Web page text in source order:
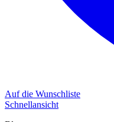
Auf die Wunschliste
Schnellansicht